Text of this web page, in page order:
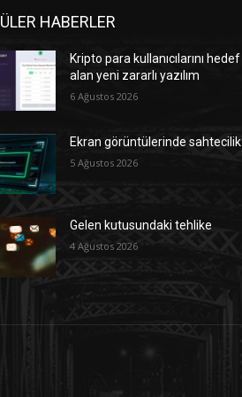
HABERLER
Kripto para kullanıcılarını hedef
alan yeni zararlı yazılım
6 Ağustos 2026
Ekran görüntülerinde sahtecilik
5 Ağustos 2026
Gelen kutusundaki tehlike
4 Ağustos 2026